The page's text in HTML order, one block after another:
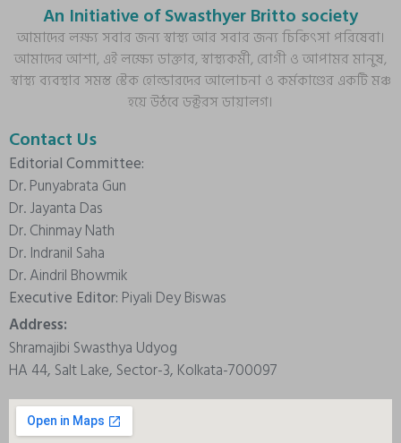
An Initiative of Swasthyer Britto society
আমাদের লক্ষ্য সবার জন্য স্বাস্থ্য আর সবার জন্য চিকিৎসা পরিষেবা।
আমাদের আশা, এই লক্ষ্যে ডাক্তার, স্বাস্থ্যকর্মী, রোগী ও আপামর মানুষ,
স্বাস্থ্য ব্যবস্থার সমস্ত স্টেক হোল্ডারদের আলোচনা ও কর্মকাণ্ডের একটি মঞ্চ
হয়ে উঠবে ডক্টরস ডায়ালগ।
Contact Us
Editorial Committee:
Dr. Punyabrata Gun
Dr. Jayanta Das
Dr. Chinmay Nath
Dr. Indranil Saha
Dr. Aindril Bhowmik
Executive Editor: Piyali Dey Biswas
Address:
Shramajibi Swasthya Udyog
HA 44, Salt Lake, Sector-3, Kolkata-700097